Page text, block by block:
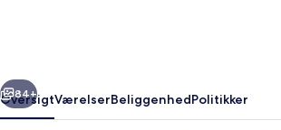
Næste
84+
OversigtVærelserBeliggenhedPolitikker